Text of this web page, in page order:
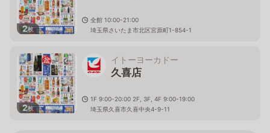
2枚
全館 10:00-21:00
埼玉県さいたま市北区宮原町1-854-1
2枚
イトーヨーカドー
久喜店
1F 9:00-20:00 2F, 3F, 4F 9:00-19:00
埼玉県久喜市久喜中央4-9-11